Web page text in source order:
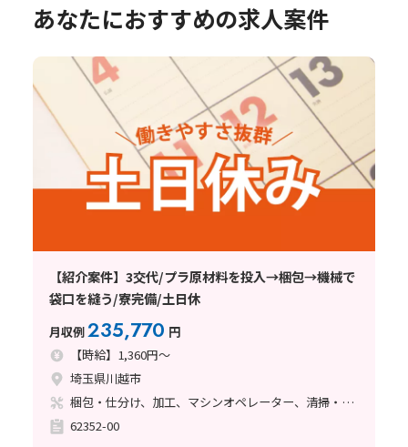
あなたにおすすめの求人案件
【紹介案件】3交代/プラ原材料を投入→梱包→機械で
袋口を縫う/寮完備/土日休
月収例235,770 円
【時給】1,360円～
埼玉県川越市
梱包・仕分け、加工、マシンオペレーター、清掃・洗浄
62352-00